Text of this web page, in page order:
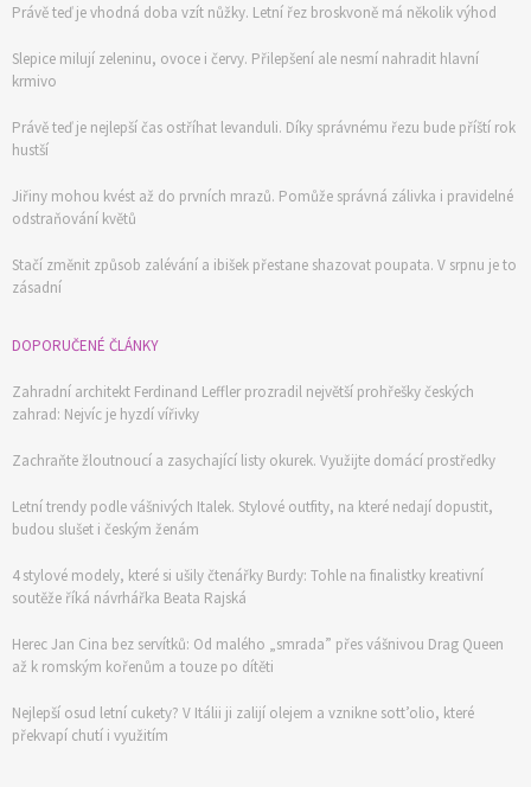
Právě teď je vhodná doba vzít nůžky. Letní řez broskvoně má několik výhod
Slepice milují zeleninu, ovoce i červy. Přilepšení ale nesmí nahradit hlavní
krmivo
Právě teď je nejlepší čas ostříhat levanduli. Díky správnému řezu bude příští rok
hustší
Jiřiny mohou kvést až do prvních mrazů. Pomůže správná zálivka i pravidelné
odstraňování květů
Stačí změnit způsob zalévání a ibišek přestane shazovat poupata. V srpnu je to
zásadní
DOPORUČENÉ ČLÁNKY
Zahradní architekt Ferdinand Leffler prozradil největší prohřešky českých
zahrad: Nejvíc je hyzdí vířivky
Zachraňte žloutnoucí a zasychající listy okurek. Využijte domácí prostředky
Letní trendy podle vášnivých Italek. Stylové outfity, na které nedají dopustit,
budou slušet i českým ženám
4 stylové modely, které si ušily čtenářky Burdy: Tohle na finalistky kreativní
soutěže říká návrhářka Beata Rajská
Herec Jan Cina bez servítků: Od malého „smrada” přes vášnivou Drag Queen
až k romským kořenům a touze po dítěti
Nejlepší osud letní cukety? V Itálii ji zalijí olejem a vznikne sott’olio, které
překvapí chutí i využitím